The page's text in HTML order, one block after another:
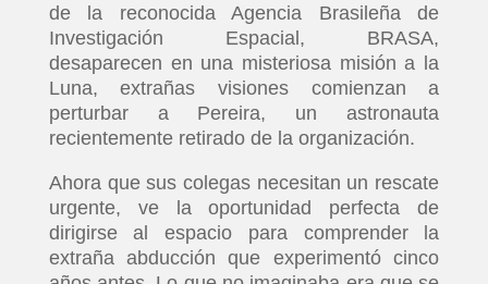
de la reconocida Agencia Brasileña de
Investigación Espacial, BRASA,
desaparecen en una misteriosa misión a la
Luna, extrañas visiones comienzan a
perturbar a Pereira, un astronauta
recientemente retirado de la organización.
Ahora que sus colegas necesitan un rescate
urgente, ve la oportunidad perfecta de
dirigirse al espacio para comprender la
extraña abducción que experimentó cinco